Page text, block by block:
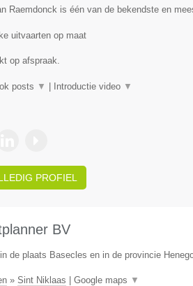
Raemdonck is één van de bekendste en
uitvaarten op maat
op afspraak.
posts ▼ Introductie video ▼
PROFIEL
BV
de plaats Basecles en in de provincie
» Sint Niklaas Google maps ▼